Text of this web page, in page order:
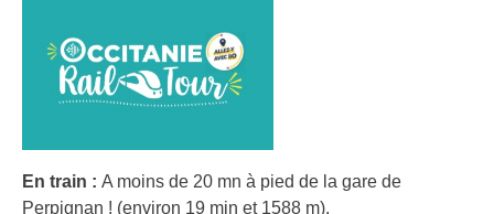
En train : A moins de 20 mn à pied de la gare de
Perpignan ! (environ 19 min et 1588 m).